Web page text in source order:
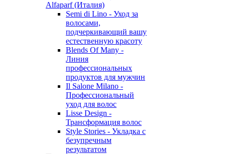
Alfaparf (Италия)
Semi di Lino - Уход за
волосами,
подчеркивающий вашу
естественную красоту
Blends Of Many -
Линия
профессиональных
продуктов для мужчин
Il Salone Milano -
Профессиональный
уход для волос
Lisse Design -
Трансформация волос
Style Stories - Укладка с
безупречным
результатом